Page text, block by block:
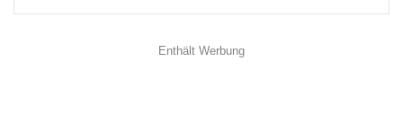
Enthält Werbung